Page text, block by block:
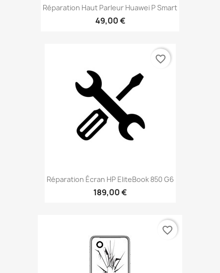
Réparation Haut Parleur Huawei P Smart
49,00 €
Réparation Écran HP EliteBook 850 G6
189,00 €
favorite_border
favorite_border